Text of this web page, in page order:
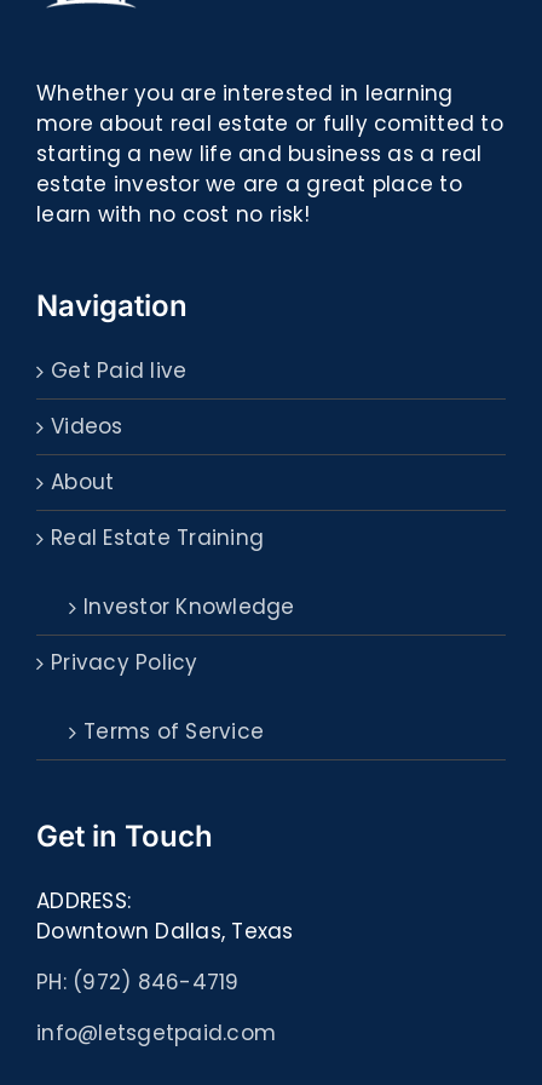
Whether you are interested in learning
more about real estate or fully comitted to
starting a new life and business as a real
estate investor we are a great place to
learn with no cost no risk!
Navigation
Get Paid live
Videos
About
Real Estate Training
Investor Knowledge
Privacy Policy
Terms of Service
Get in Touch
ADDRESS:
Downtown Dallas, Texas
PH: (972) 846-4719
info@letsgetpaid.com